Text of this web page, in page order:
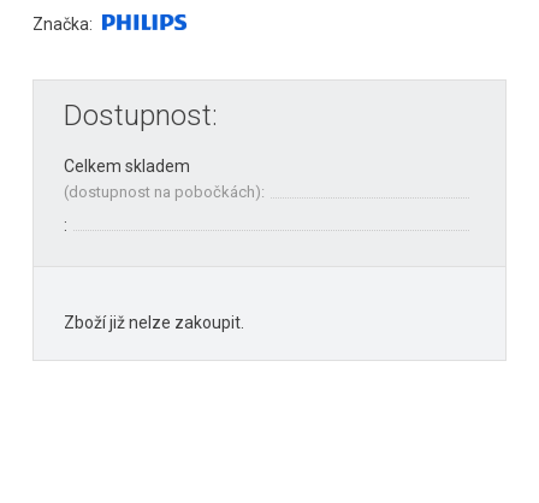
Značka:
Dostupnost:
Celkem skladem
(dostupnost na pobočkách):
:
Zboží již nelze zakoupit.